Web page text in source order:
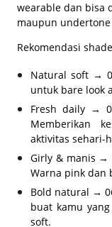
wearable dan bisa
maupun
Rekomendasi
Natural soft →
untuk bare look
Fresh daily →
Memberikan
aktivitas sehari-
Girly & manis →
Warna pink dan
Bold natural →
buat kamu
soft.